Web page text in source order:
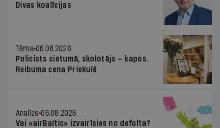
Divas koalīcijas
Tēma 06.08.2026.
Policists cietumā, skolotājs – kapos.
Reibuma cena Priekulē
Analīze 06.08.2026.
Vai «airBaltic» izvairīsies no defolta?